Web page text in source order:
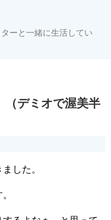
ーと一緒に生活してい
（デミオで渥美半
した。